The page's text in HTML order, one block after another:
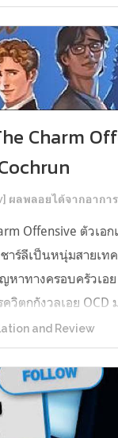
เป็นเรื่องในไทม์ไลน์
ประกอบกั...
Charm
จากอาการ book hangover หลังอ่านสาร
Offensive ตัวเอก
าร์ลีเป็นหนุ่มสายเท
หาทางครอบครัวเอ
ควิตกกังวลเอย OCD
ประกอบความโอตะ
ยมีความสัมพันธ์ในเ
กว่าไม่เคยรู...
and Review